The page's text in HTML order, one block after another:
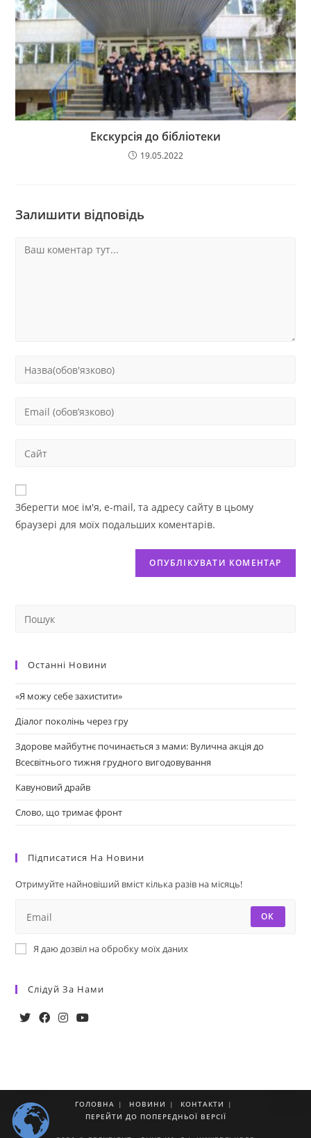
Екскурсія до бібліотеки
19.05.2022
Залишити відповідь
Зберегти моє ім'я, e-mail, та адресу сайту в цьому
браузері для моїх подальших коментарів.
Останні Новини
«Я можу себе захистити»
Діалог поколінь через гру
Здорове майбутнє починається з мами: Вулична акція до
Всесвітнього тижня грудного вигодовування
Кавуновий драйв
Слово, що тримає фронт
Підписатися На Новини
Отримуйте найновіший вміст кілька разів на місяць!
ОК
Я даю дозвіл на обробку моїх даних
Слідуй За Нами
ГОЛОВНА НОВИНИ
КОНТАКТИ
ПЕРЕЙТИ ДО ПОПЕРЕДНЬОЇ ВЕРСІЇ